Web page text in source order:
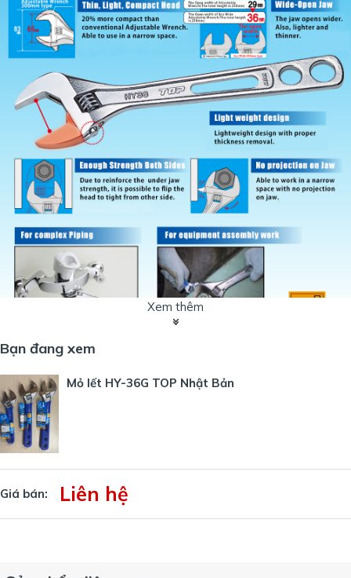
Thông tin số mỏ lết HY36G
Kích thước mở hàm: 8~36mm
Đảm bảo Mô-men xoắn: 305.1( N.m)
Dài: 240mm
Rộng: 65mm
Độ dày tay cầm: 6.7mm
Trọng lượng: 270g
Xem thêm
Bạn đang xem
Mỏ lết HY-36G TOP Nhật Bản
Giá bán: Liên hệ